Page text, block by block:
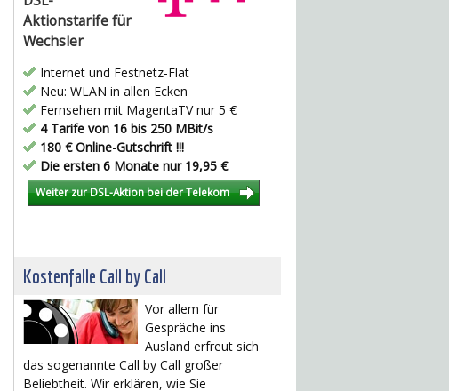
Aktionstarife für
Wechsler
Internet und Festnetz-Flat
Neu: WLAN in allen Ecken
Fernsehen mit MagentaTV nur 5 €
4 Tarife von 16 bis 250 MBit/s
180 € Online-Gutschrift !!!
Die ersten 6 Monate nur 19,95 €
Weiter zur DSL-Aktion bei der Telekom
Kostenfalle Call by Call
Vor allem für
Gespräche ins
Ausland erfreut sich
das sogenannte Call by Call großer
Beliebtheit. Wir erklären, wie Sie